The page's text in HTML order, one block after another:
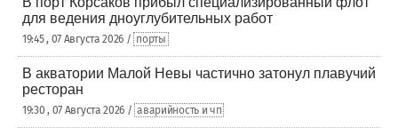
для ведения дноуглубительных работ
19:45 , 07 Августа 2026 / порты
В акватории Малой Невы частично затонул плавучий
ресторан
19:30 , 07 Августа 2026 / аварийность и чп